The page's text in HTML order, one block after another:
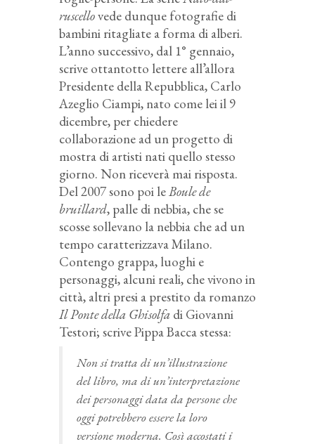
ruscellovede dunque fotografie di
bambini ritagliate a forma di alberi.
L’anno successivo, dal 1° gennaio,
scrive ottantotto lettere all’allora
Presidente della Repubblica, Carlo
Azeglio Ciampi, nato come lei il 9
dicembre, per chiedere
collaborazione ad un progetto di
mostra di artisti nati quello stesso
giorno. Non riceverà mai risposta.
Del 2007 sono poi leBoule de
bruillard, palle di nebbia, che se
scosse sollevano la nebbia che ad un
tempo caratterizzava Milano.
Contengo grappa, luoghi e
personaggi, alcuni reali, che vivono in
città, altri presi a prestito da romanzo
Il Ponte della Ghisolfa di Giovanni
Testori; scrive Pippa Bacca stessa:
Non si tratta di un’illustrazione
del libro, ma di un’interpretazione
dei personaggi data da persone che
oggi potrebbero essere la loro
versione moderna. Così accostati i